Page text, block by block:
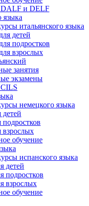
DALF и DELF
языка
итальянского языка
детей
подростков
взрослых
занятия
экзамены
немецкого языка
обучение
испанского языка
детей
подростков
взрослых
обучение